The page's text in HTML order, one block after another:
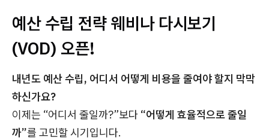
예산 수립 전략 웨비나 다시보기
(VOD) 오픈!
내년도 예산 수립, 어디서 어떻게 비용을 줄여야 할지 막막
하신가요?
이제는 “어디서 줄일까?”보다 “어떻게 효율적으로 줄일
까”를 고민할 시기입니다.